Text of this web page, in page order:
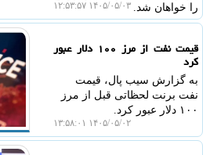
را خواهان شد. ۱۴۰۵/۰۵/۰۳ ۱۲:۵۳:۵۷
قیمت نفت از مرز ۱۰۰ دلار عبور
کرد
به گزارش سیب پال، قیمت
نفت برنت لحظاتی قبل از مرز
۱۰۰ دلار عبور کرد.
۱۴۰۵/۰۵/۰۲ ۱۳:۵۸:۰۱